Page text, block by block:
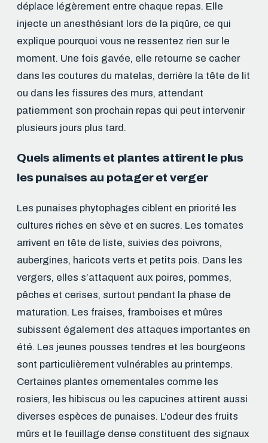
déplace légèrement entre chaque repas. Elle
injecte un anesthésiant lors de la piqûre, ce qui
explique pourquoi vous ne ressentez rien sur le
moment. Une fois gavée, elle retourne se cacher
dans les coutures du matelas, derrière la tête de lit
ou dans les fissures des murs, attendant
patiemment son prochain repas qui peut intervenir
plusieurs jours plus tard.
Quels aliments et plantes attirent le plus
les punaises au potager et verger
Les punaises phytophages ciblent en priorité les
cultures riches en sève et en sucres. Les tomates
arrivent en tête de liste, suivies des poivrons,
aubergines, haricots verts et petits pois. Dans les
vergers, elles s’attaquent aux poires, pommes,
pêches et cerises, surtout pendant la phase de
maturation. Les fraises, framboises et mûres
subissent également des attaques importantes en
été. Les jeunes pousses tendres et les bourgeons
sont particulièrement vulnérables au printemps.
Certaines plantes ornementales comme les
rosiers, les hibiscus ou les capucines attirent aussi
diverses espèces de punaises. L’odeur des fruits
mûrs et le feuillage dense constituent des signaux